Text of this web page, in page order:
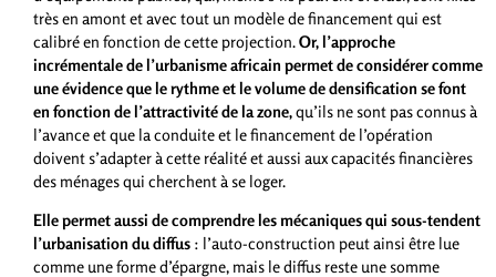
très en amont et avec tout un modèle de financement qui est
calibré en fonction de cette projection.Or, l’approche
incrémentale de l’urbanisme africain permet de considérer comme
une évidence que le rythme et le volume de densification se font
en fonction de l’attractivité de la zone,qu’ils ne sont pas connus à
l’avance et que la conduite et le financement de l’opération
doivent s’adapter à cette réalité et aussi aux capacités financières
des ménages qui cherchent à se loger.
Elle permet aussi de comprendre les mécaniques qui sous-tendent
l’urbanisation du diffus : l’auto-construction peut ainsi être lue
comme une forme d’épargne, mais le diffus reste une somme